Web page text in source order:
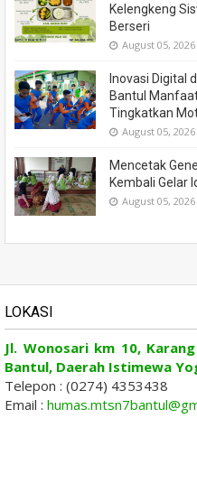
Kelengkeng
Berseri
August 05, 2026
Inovasi Digital
Bantul
Tingkatkan
August 05, 2026
Mencetak
Kembali Gelar
August 05, 2026
LOKASI
Jl. Wonosari km 10,
Bantul, Daerah Istimewa
Telepon : (0274) 4353438
Email :